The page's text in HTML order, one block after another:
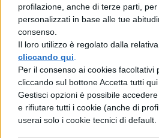
profilazione, anche di terze parti,
personalizzati in base alle tue
consenso.
Il loro utilizzo è regolato dalla
cliccando qui
Per il consenso ai cookies facoltativi
cliccando sul bottone Accetta tutti
Gestisci opzioni è possibile
e rifiutare tutti i cookie (anche di
userai solo i cookie tecnici di default.
italiana e di storia dell’arte
proseguire con una prova
gli stessi argomenti.
natura tecnico-pratica e
simulazione della visita
tramite supporti
superato l’esame si ottiene